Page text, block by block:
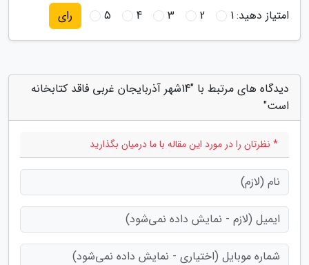
امتیاز دهید:1
2
3
4
5 رای
دیدگاه های مرتبط با "14شهر آذربایجان غربی فاقد کتابخانه
است"
* نظرتان را در مورد این مقاله با ما درمیان بگذارید